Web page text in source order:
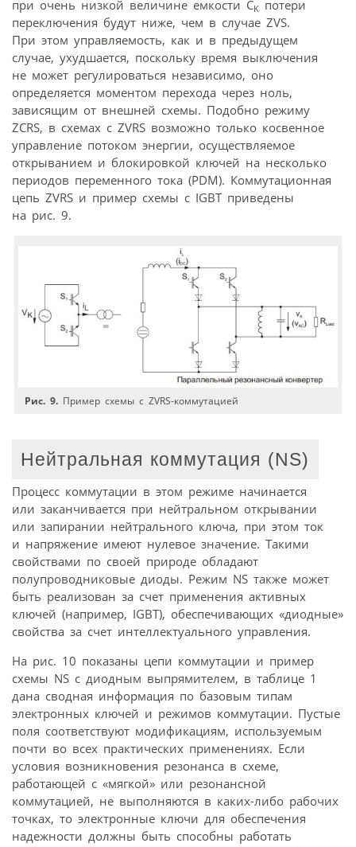
при очень низкой величине емкости CK потери
переключения будут ниже, чем в случае ZVS.
При этом управляемость, как и в предыдущем
случае, ухудшается, поскольку время выключения
не может регулироваться независимо, оно
определяется моментом перехода через ноль,
зависящим от внешней схемы. Подобно режиму
ZCRS, в схемах с ZVRS возможно только косвенное
управление потоком энергии, осуществляемое
открыванием и блокировкой ключей на несколько
периодов переменного тока (PDM). Коммутационная
цепь ZVRS и пример схемы с IGBT приведены
на рис. 9.
Рис. 9. Пример схемы с ZVRS-коммутацией
Нейтральная коммутация (NS)
Процесс коммутации в этом режиме начинается
или заканчивается при нейтральном открывании
или запирании нейтрального ключа, при этом ток
и напряжение имеют нулевое значение. Такими
свойствами по своей природе обладают
полупроводниковые диоды. Режим NS также может
быть реализован за счет применения активных
ключей (например, IGBT), обеспечивающих «диодные»
свойства за счет интеллектуального управления.
На рис. 10 показаны цепи коммутации и пример
схемы NS с диодным выпрямителем, в таблице 1
дана сводная информация по базовым типам
электронных ключей и режимов коммутации. Пустые
поля соответствуют модификациям, используемым
почти во всех практических применениях. Если
условия возникновения резонанса в схеме,
работающей с «мягкой» или резонансной
коммутацией, не выполняются в каких-либо рабочих
точках, то электронные ключи для обеспечения
надежности должны быть способны работать